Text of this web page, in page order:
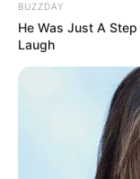
BUZZDAY
He Was Just A
Laugh